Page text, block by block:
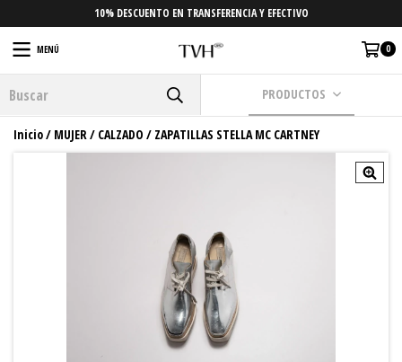
10% DESCUENTO EN TRANSFERENCIA Y EFECTIVO
MENÚ 0
PRODUCTOS
Inicio/ MUJER/ CALZADO / ZAPATILLAS STELLA MC CARTNEY